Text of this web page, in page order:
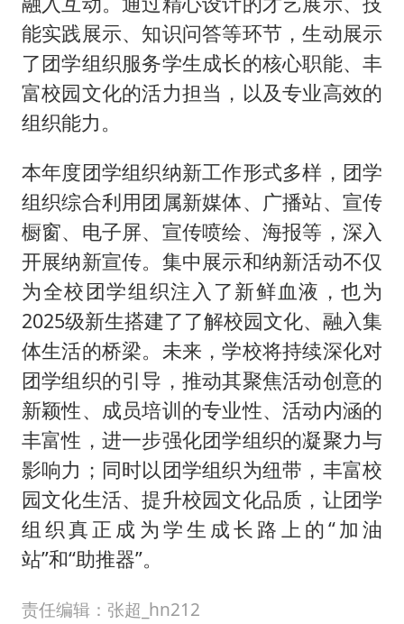
能实践展示、知识问答等环节，生动展示
了团学组织服务学生成长的核心职能、丰
富校园文化的活力担当，以及专业高效的
组织能力。
本年度团学组织纳新工作形式多样，团学
组织综合利用团属新媒体、广播站、宣传
橱窗、电子屏、宣传喷绘、海报等，深入
开展纳新宣传。集中展示和纳新活动不仅
为全校团学组织注入了新鲜血液，也为
2025级新生搭建了了解校园文化、融入集
体生活的桥梁。未来，学校将持续深化对
团学组织的引导，推动其聚焦活动创意的
新颖性、成员培训的专业性、活动内涵的
丰富性，进一步强化团学组织的凝聚力与
影响力；同时以团学组织为纽带，丰富校
园文化生活、提升校园文化品质，让团学
组织真正成为学生成长路上的“加油
站”和“助推器”。
责任编辑：张超_hn212